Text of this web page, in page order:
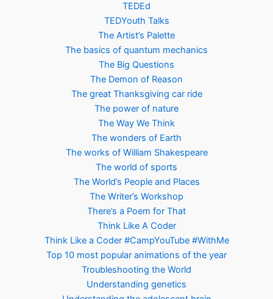
TEDEd
TEDYouth Talks
The Artist’s Palette
The basics of quantum mechanics
The Big Questions
The Demon of Reason
The great Thanksgiving car ride
The power of nature
The Way We Think
The wonders of Earth
The works of William Shakespeare
The world of sports
The World’s People and Places
The Writer’s Workshop
There’s a Poem for That
Think Like A Coder
Think Like a Coder #CampYouTube #WithMe
Top 10 most popular animations of the year
Troubleshooting the World
Understanding genetics